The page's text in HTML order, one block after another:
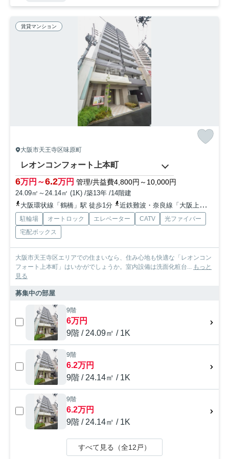
賃貸マンション
大阪市天王寺区味原町
レオンコンフォート上本町
6万円～6.2万円 管理/共益費4,800円～10,000円
24.09㎡～24.14㎡ (1K) /築13年 /14階建
大阪環状線「鶴橋」駅 徒歩1分
近鉄難波・奈良線「大阪上本町」駅 徒歩9分
駐輪場 オートロック エレベーター CATV
光ファイバー
宅配ボックス
大阪市天王寺区エリアでの住まいなら、住み心地も快適な「レオンコン
フォート上本町」はいかがでしょうか。室内設備は洗面化粧台... もっと
見る
募集中の部屋
9階
6万円
9階 / 24.09㎡ / 1K
9階
6.2万円
9階 / 24.14㎡ / 1K
9階
6.2万円
9階 / 24.14㎡ / 1K
すべて見る（全12戸）